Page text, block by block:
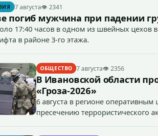
7 августа👁 2341
погиб мужчина при падении
17:40 часов в одном из швейных
в районе 3-го этажа.
ОБЩЕСТВО 7 августа👁 2356
В Ивановской области
«Гроза-2026»
6 августа в регионе
пресечению террористического